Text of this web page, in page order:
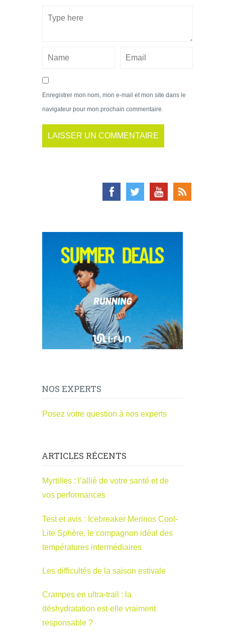
Enregistrer mon nom, mon e-mail et mon site dans le
navigateur pour mon prochain commentaire.
NOS EXPERTS
Posez votre question à nos experts
ARTICLES RÉCENTS
Myrtilles : l’allié de votre santé et de
vos performances
Test et avis : Icebreaker Merinos Cool-
Lite Sphère, le compagnon idéal des
températures intermédiaires
Les difficultés de la saison estivale
Crampes en ultra-trail : la
déshydratation est-elle vraiment
responsable ?